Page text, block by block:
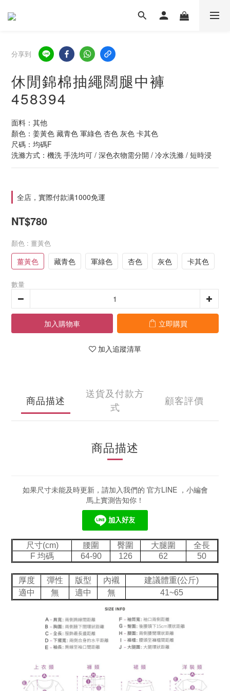
分享到
休閒錦棉抽繩闊腿中褲
458394
面料：其他
顏色：姜黃色 藏青色 軍綠色 杏色 灰色 卡其色
尺碼：均碼F
洗滌方式：機洗 手洗均可 / 深色衣物需分開 / 冷水洗滌 / 短時浸
全店，實際付款满1000免運
NT$780
顏色 : 薑黃色
薑黃色 藏青色 軍綠色 杏色 灰色 卡其色
數量
加入購物車 立即購買
加入追蹤清單
商品描述
送貨及付款方
式
顧客評價
商品描述
如果尺寸未能及時更新，請加入我們的 官方LINE ，小編會
馬上實測告知你！
尺寸(cm) 腰圍 臀圍 大腿圍
全長
F 均碼
64-90 126 62 50
厚度 彈性 版型 內襯
建議體重(公斤)
適中
無 適中 無 41~65